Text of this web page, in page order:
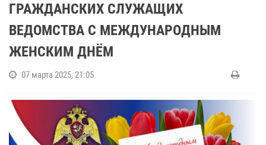
ГРАЖДАНСКИХ СЛУЖАЩИХ
ВЕДОМСТВА С МЕЖДУНАРОДНЫМ
ЖЕНСКИМ ДНЁМ
07 марта 2025, 21:05